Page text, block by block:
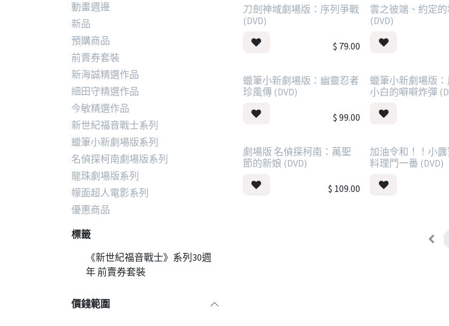
動畫週邊
新品
預購商品
前賣券套裝
新海誠精選作品
細田守精選作品
今敏精選作品
新世紀福音戰士系列
蠟筆小新劇場版系列
名偵探柯南劇場版系列
龍珠劇場版系列
幪面超人電影系列
優惠商品
標籤
《新世紀福音戰士》系列30週
年 前賣券套裝
價錢範圍
刀劍神域劇場版：序列爭戰
(DVD)
$ 79.00
雲之彼端、約定
(DVD)
蠟筆小新劇場版：幽靈忍者
珍風傳 (DVD)
$99.00
蠟筆小新劇場版
小白的噼噼炸彈
劇場版 名偵探柯南：萬聖
節的新娘 (DVD)
$ 109.00
加油令和！！小
料理鬥一番 (DVD)